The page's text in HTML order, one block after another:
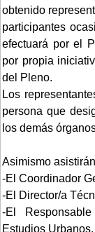
obtenido
participantes
efectuará por el
por propia
del Pleno.
Los
persona que
los demás
Asimismo
-El Coordinador
-El Director/a
-El
Estudios Urbanos.